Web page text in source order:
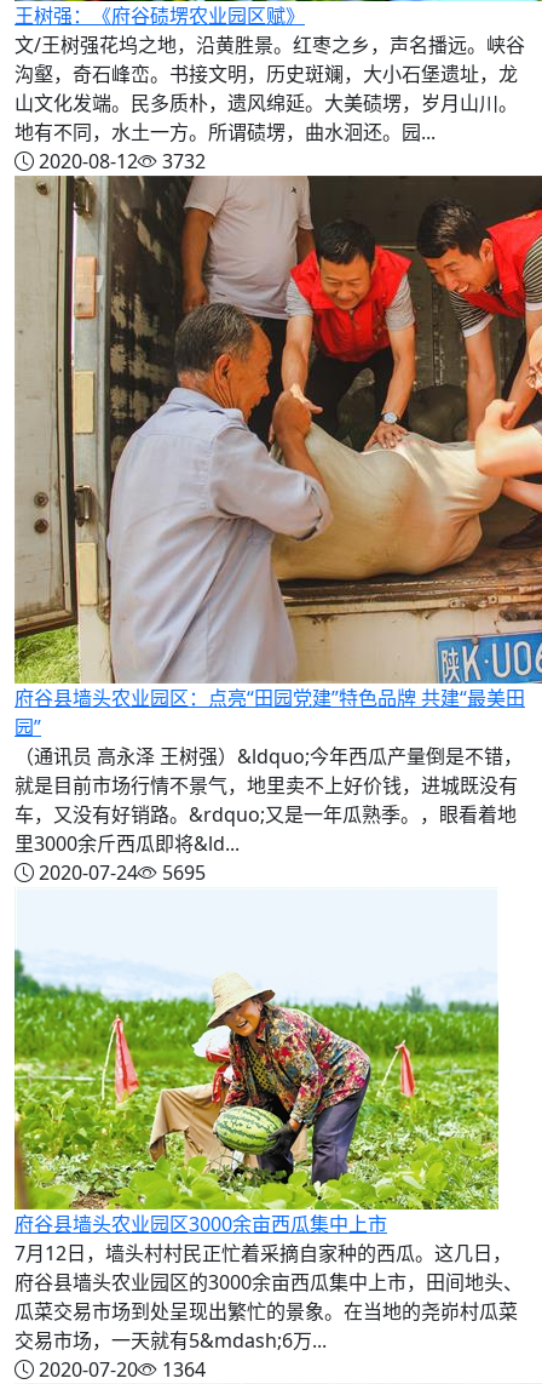
王树强：《府谷碛塄农业园区赋》
文/王树强花坞之地，沿黄胜景。红枣之乡，声名播远。峡谷
沟壑，奇石峰峦。书接文明，历史斑斓，大小石堡遗址，龙
山文化发端。民多质朴，遗风绵延。大美碛塄，岁月山川。
地有不同，水土一方。所谓碛塄，曲水洄还。园...
2020-08-12
3732
府谷县墙头农业园区：点亮“田园党建”特色品牌 共建“最美田
园”
（通讯员 高永泽 王树强）&ldquo;今年西瓜产量倒是不错，
就是目前市场行情不景气，地里卖不上好价钱，进城既没有
车，又没有好销路。&rdquo;又是一年瓜熟季。，眼看着地
里3000余斤西瓜即将&ld...
2020-07-24
5695
府谷县墙头农业园区3000余亩西瓜集中上市
7月12日，墙头村村民正忙着采摘自家种的西瓜。这几日，
府谷县墙头农业园区的3000余亩西瓜集中上市，田间地头、
瓜菜交易市场到处呈现出繁忙的景象。在当地的尧峁村瓜菜
交易市场，一天就有5&mdash;6万...
2020-07-20
1364